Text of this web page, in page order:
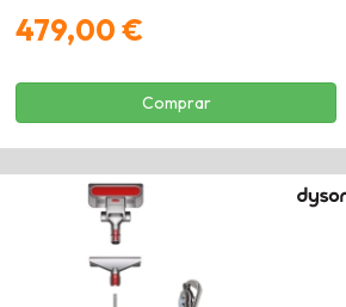
479,00 €
Comprar